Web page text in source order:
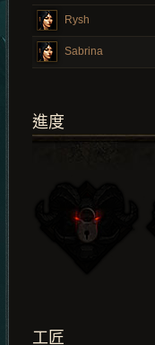
Rysh
Sabrina
進度
工匠